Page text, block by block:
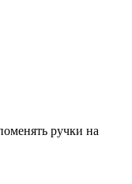
ручки на